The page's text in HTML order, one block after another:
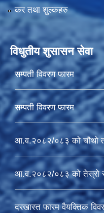
कर तथा शुल्कहरु
विधुतीय शुसासन सेवा
सम्पती विवरण फारम
सम्पती विवरण फारम
आ.व.२०८२/०८३ को चौथो
आ.व.२०८२/०८३ को तेस्रो
दरखास्त फारम वैयक्तिक